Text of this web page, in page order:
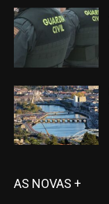
AS NOVAS +